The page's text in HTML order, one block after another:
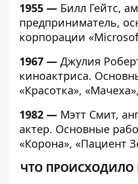
1955 — Билл Гейтс,
предприниматель,
корпорации
1967 — Джулия
киноактриса.
«Красотка»,
1982 — Мэтт Смит,
актер. Основные
«Корона», «Пациент
ЧТО ПРОИСХОДИЛО